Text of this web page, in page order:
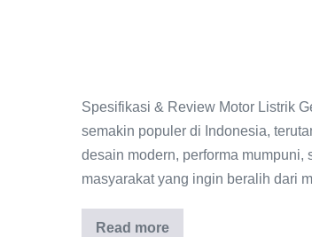
Spesifikasi & Review Motor Listrik
semakin populer di Indonesia,
desain modern, performa
masyarakat yang ingin beralih dari
Read more